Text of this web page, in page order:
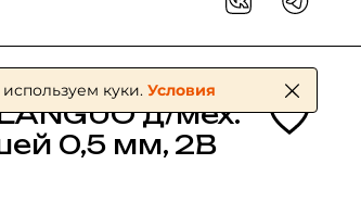
д/мех.
0,5 мм, 2В
куки. Условия